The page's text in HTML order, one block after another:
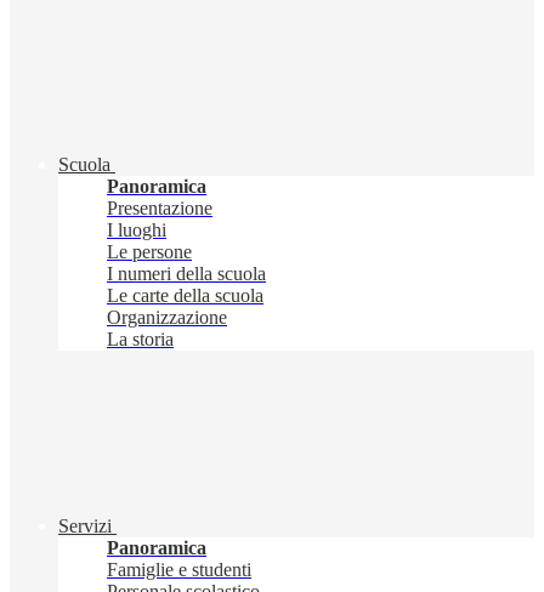
Scuola
Panoramica
Presentazione
I luoghi
Le persone
I numeri della scuola
Le carte della scuola
Organizzazione
La storia
Servizi
Panoramica
Famiglie e studenti